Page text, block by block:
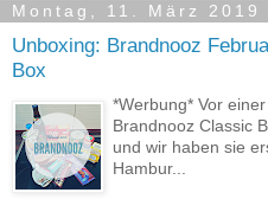
Montag, 11. März 2019
Unboxing: Brandnooz
Box
*Werbung* Vor
Brandnooz Classic
und wir haben sie
Hambur...